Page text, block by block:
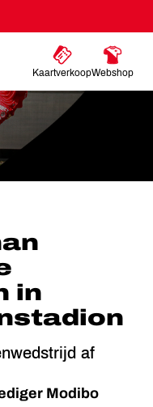
KaartverkoopWebshop
IN
in
af
Modibo